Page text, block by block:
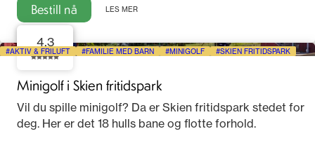
Bestill nå LES MER
AKTIV & FRILUFT FAMILIE MED BARN MINIGOLF SKIEN FRITIDSPARK
4.3
Minigolf i Skien fritidspark
Vil du spille minigolf? Da er Skien fritidspark stedet for
deg. Her er det 18 hulls bane og flotte forhold.